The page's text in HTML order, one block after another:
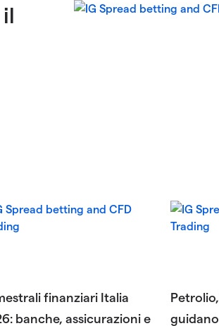
finanziari Italia
banche, assicurazioni e